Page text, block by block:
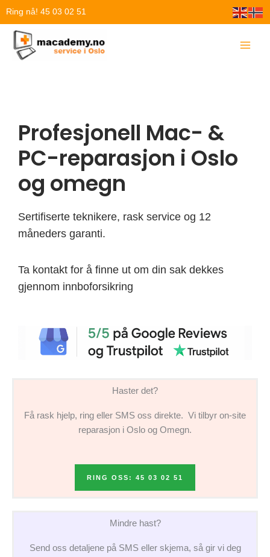
Hopp
innholdet
Ring nå! 45 03 02 51
Profesjonell Mac- &
PC-reparasjon i Oslo
og omegn
Sertifiserte teknikere, rask service og 12
måneders garanti.
Ta kontakt for å finne ut om din sak dekkes
gjennom innboforsikring
Haster det?
Få rask hjelp, ring eller SMS oss direkte. Vi tilbyr on-site
reparasjon i Oslo og Omegn.
RING OSS: 45 03 02 51
Mindre hast?
Send oss detaljene på SMS eller skjema, så gir vi deg